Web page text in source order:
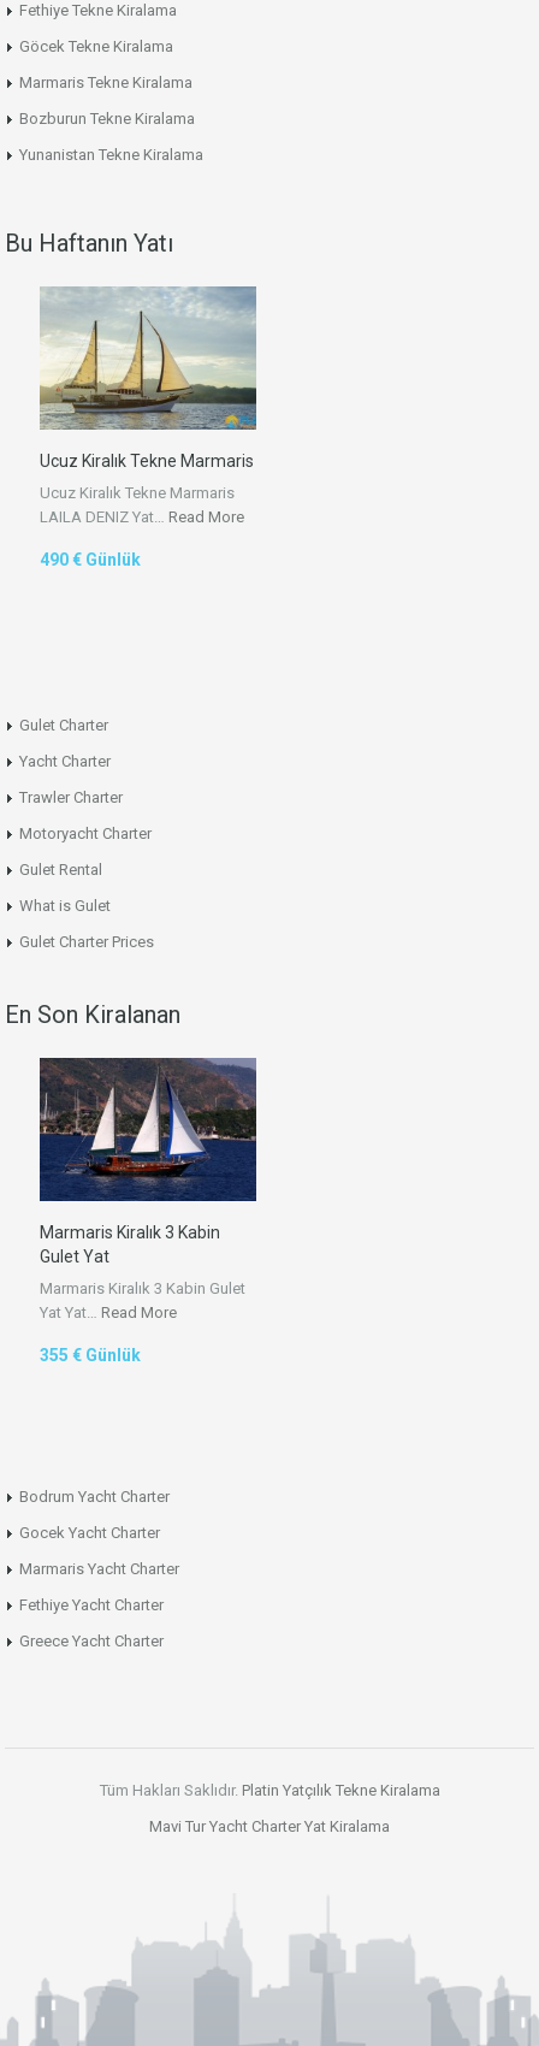
Fethiye Tekne Kiralama
Göcek Tekne Kiralama
Marmaris Tekne Kiralama
Bozburun Tekne Kiralama
Yunanistan Tekne Kiralama
Bu Haftanın Yatı
Ucuz Kiralık Tekne Marmaris
Ucuz Kiralık Tekne Marmaris
LAILA DENIZ Yat… Read More
490 € Günlük
Gulet Charter
Yacht Charter
Trawler Charter
Motoryacht Charter
Gulet Rental
What is Gulet
Gulet Charter Prices
En Son Kiralanan
Marmaris Kiralık 3 Kabin
Gulet Yat
Marmaris Kiralık 3 Kabin Gulet
Yat Yat… Read More
355 € Günlük
Bodrum Yacht Charter
Gocek Yacht Charter
Marmaris Yacht Charter
Fethiye Yacht Charter
Greece Yacht Charter
Tüm Hakları Saklıdır. Platin Yatçılık Tekne Kiralama
Mavi Tur Yacht Charter Yat Kiralama